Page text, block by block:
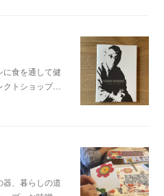
に食を通して健
トショップ…
器、暮らしの道